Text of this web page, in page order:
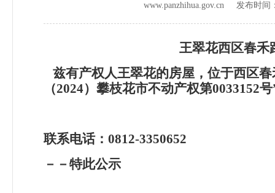
www.panzhihua.gov.cn 发布时间
王翠花西区春禾
兹有产权人王翠花的房屋，位于西区
（2024）攀枝花市不动产权第
联系电话：0812-3350652
－－特此公示